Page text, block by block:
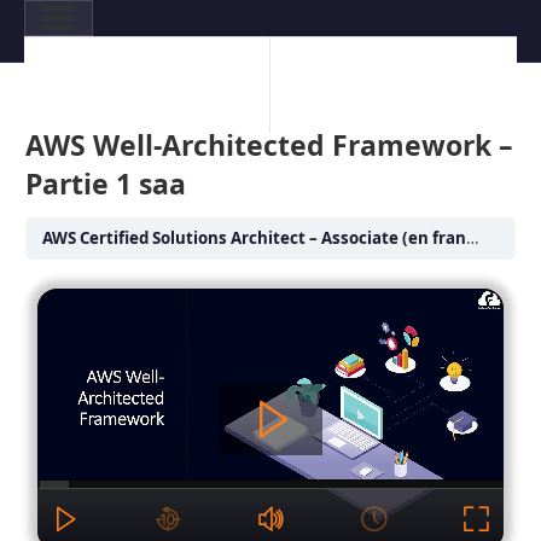
AWS Well-Architected Framework –
Partie 1 saa
AWS Certified Solutions Architect – Associate (en français)